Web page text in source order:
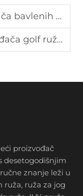
ružnika u Finskoj
ruža u Danskoj
proizvođač
desetogodišnjim
znanje leži u
ruža, ruža za jog